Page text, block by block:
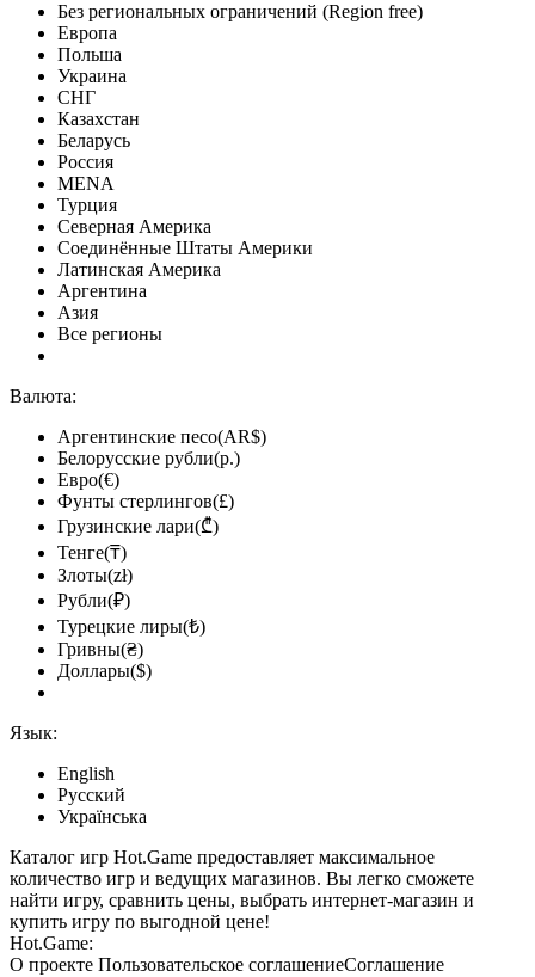
Без региональных ограничений (Region free)
Европа
Польша
Украина
СНГ
Казахстан
Беларусь
Россия
MENA
Турция
Северная Америка
Соединённые Штаты Америки
Латинская Америка
Аргентина
Азия
Все регионы
Валюта:
Аргентинские песо(AR$)
Белорусские рубли(р.)
Евро(€)
Фунты стерлингов(£)
Грузинские лари(₾)
Тенге(₸)
Злоты(zł)
Рубли(₽)
Турецкие лиры(₺)
Гривны(₴)
Доллары($)
Язык:
English
Русский
Українська
Каталог игр Hot.Game предоставляет максимальное
количество игр и ведущих магазинов. Вы легко сможете
найти игру, сравнить цены, выбрать интернет-магазин и
купить игру по выгодной цене!
Hot.Game:
О проекте Пользовательское соглашениеСоглашение